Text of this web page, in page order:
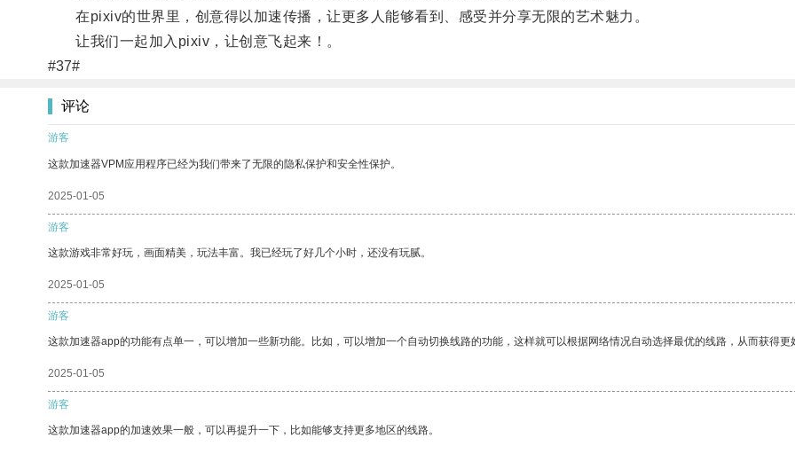
在pixiv的世界里，创意得以加速传播，让更多人能够看到、感受并分享无限的艺术魅力。
让我们一起加入pixiv，让创意飞起来！。
#37#
评论
游客
这款加速器VPM应用程序已经为我们带来了无限的隐私保护和安全性保护。
2025-01-05
游客
这款游戏非常好玩，画面精美，玩法丰富。我已经玩了好几个小时，还没有玩腻。
2025-01-05
游客
这款加速器app的功能有点单一，可以增加一些新功能。比如，可以增加一个自动切换线路的功能，这样就可以根据网络情况自动选择最优的线路，从而获得更
2025-01-05
游客
这款加速器app的加速效果一般，可以再提升一下，比如能够支持更多地区的线路。